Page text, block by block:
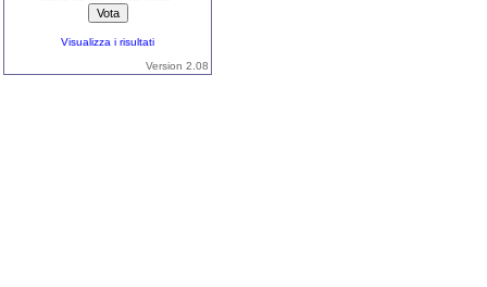
Visualizza i risultati
Version 2.08